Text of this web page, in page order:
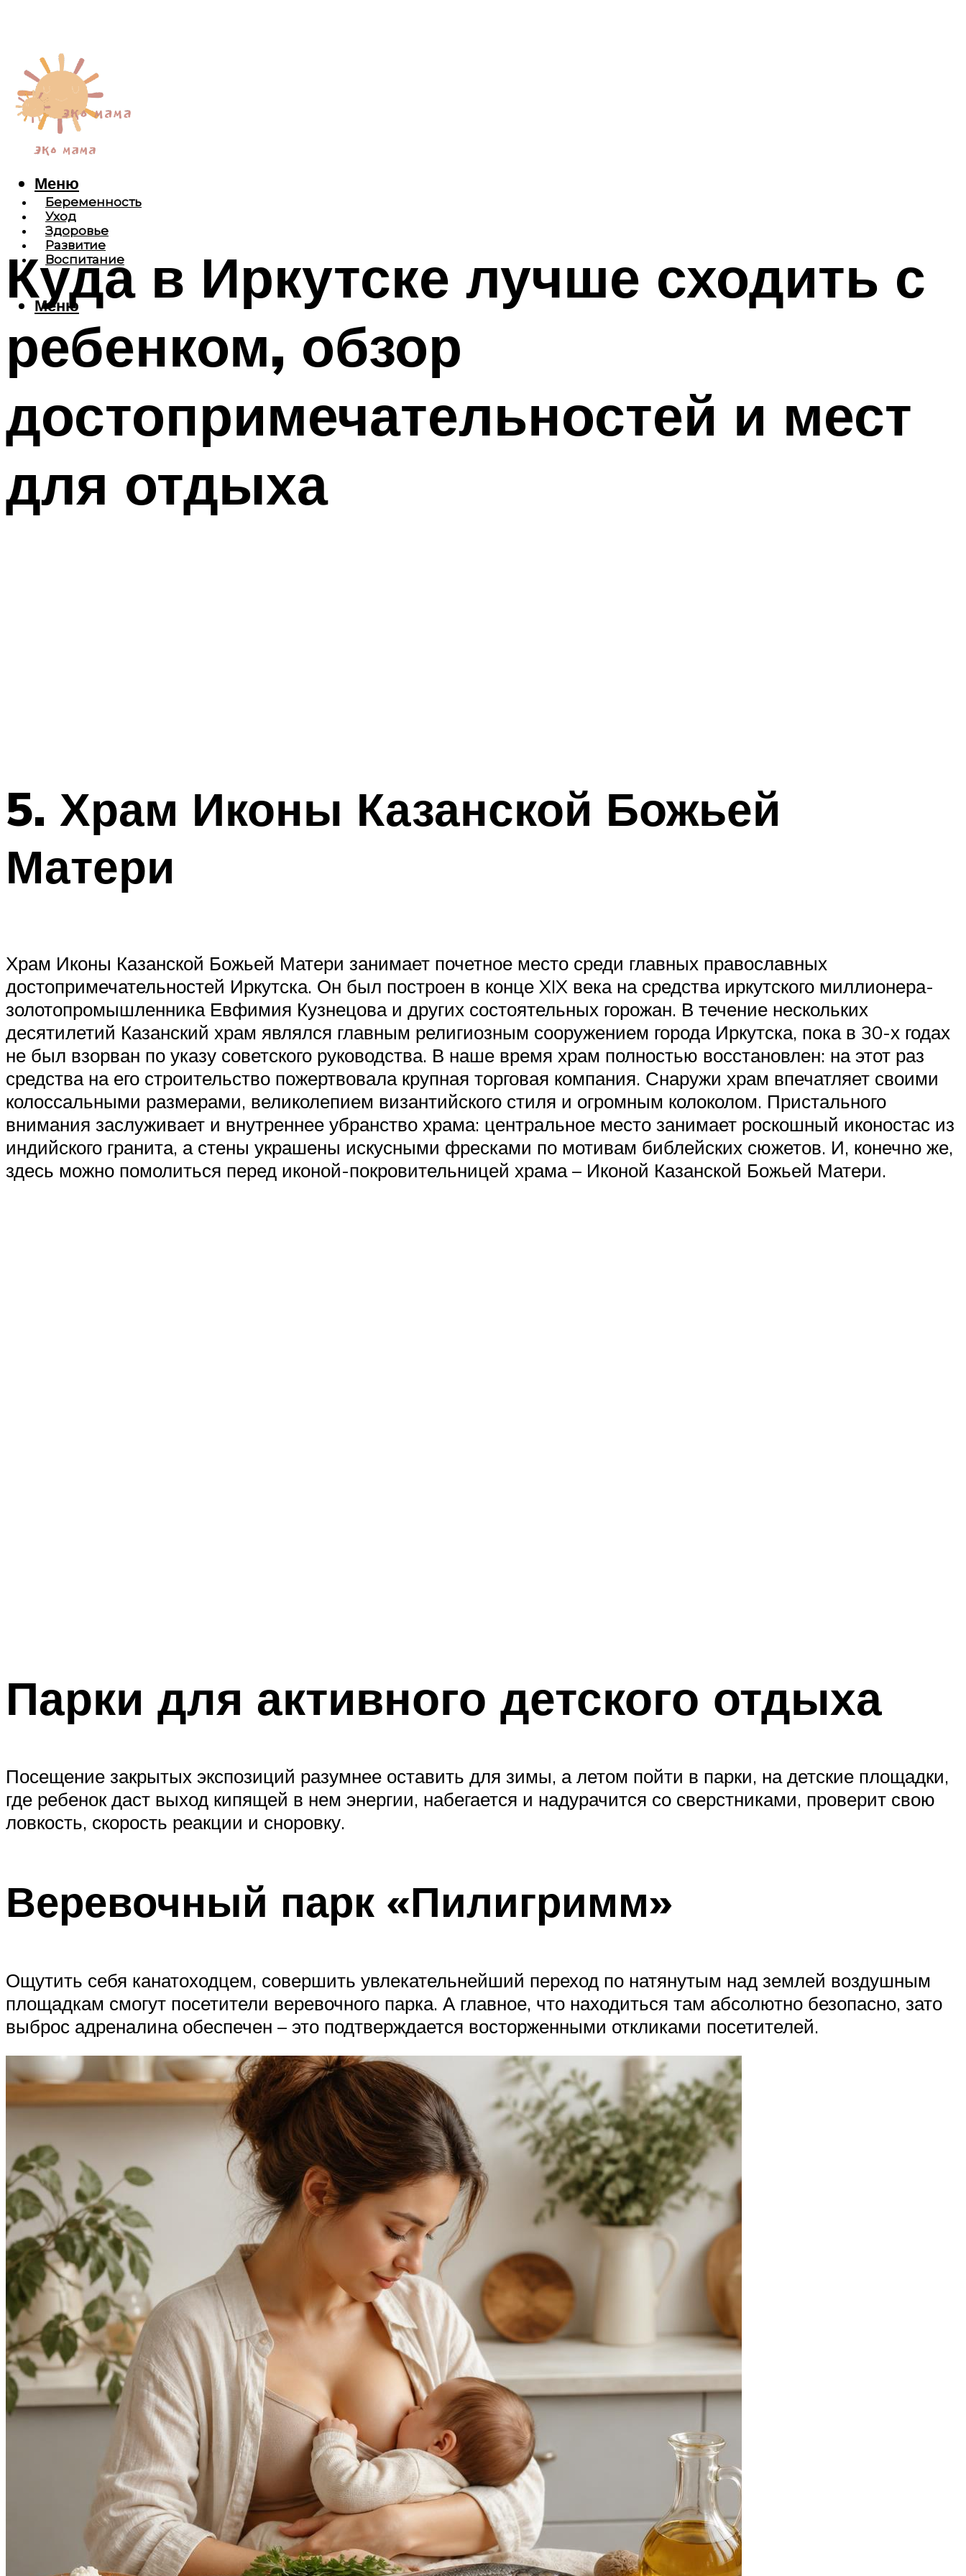
Беременность
Уход
Здоровье
Развитие
Воспитание
Меню
Меню
Куда в Иркутске лучше сходить с
ребенком, обзор
достопримечательностей и мест
для отдыха
5. Храм Иконы Казанской Божьей
Матери
Храм Иконы Казанской Божьей Матери занимает почетное место среди главных православных
достопримечательностей Иркутска. Он был построен в конце XIX века на средства иркутского миллионера-
золотопромышленника Евфимия Кузнецова и других состоятельных горожан. В течение нескольких
десятилетий Казанский храм являлся главным религиозным сооружением города Иркутска, пока в 30-х годах
не был взорван по указу советского руководства. В наше время храм полностью восстановлен: на этот раз
средства на его строительство пожертвовала крупная торговая компания. Снаружи храм впечатляет своими
колоссальными размерами, великолепием византийского стиля и огромным колоколом. Пристального
внимания заслуживает и внутреннее убранство храма: центральное место занимает роскошный иконостас из
индийского гранита, а стены украшены искусными фресками по мотивам библейских сюжетов. И, конечно же,
здесь можно помолиться перед иконой-покровительницей храма – Иконой Казанской Божьей Матери.
Парки для активного детского отдыха
Посещение закрытых экспозиций разумнее оставить для зимы, а летом пойти в парки, на детские площадки,
где ребенок даст выход кипящей в нем энергии, набегается и надурачится со сверстниками, проверит свою
ловкость, скорость реакции и сноровку.
Веревочный парк «Пилигримм»
Ощутить себя канатоходцем, совершить увлекательнейший переход по натянутым над землей воздушным
площадкам смогут посетители веревочного парка. А главное, что находиться там абсолютно безопасно, зато
выброс адреналина обеспечен – это подтверждается восторженными откликами посетителей.